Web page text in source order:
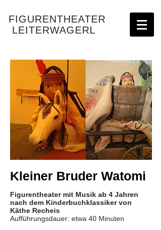
FIGURENTHEATER
LEITERWAGERL
Kleiner Bruder Watomi
Figurentheater mit Musik ab 4 Jahren
nach dem Kinderbuchklassiker von
Käthe Recheis
Aufführungsdauer: etwa 40 Minuten